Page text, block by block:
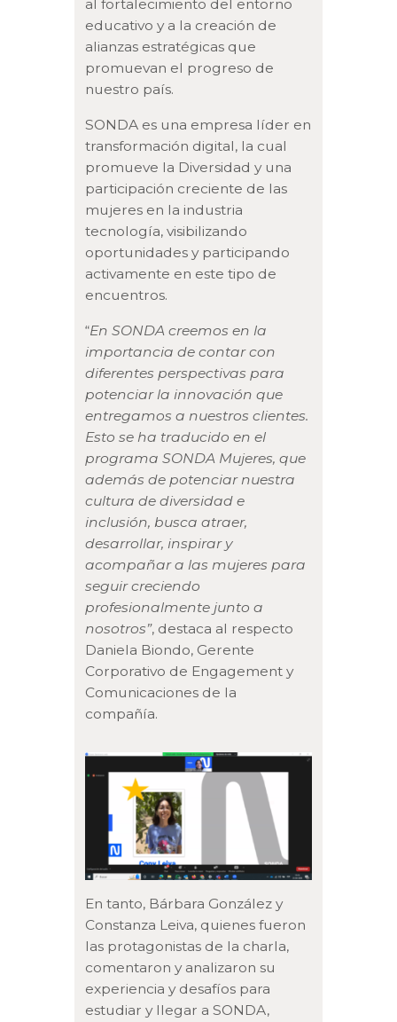
al fortalecimiento del entorno
educativo y a la creación de
alianzas estratégicas que
promuevan el progreso de
nuestro país.
SONDA es una empresa líder en
transformación digital, la cual
promueve la Diversidad y una
participación creciente de las
mujeres en la industria
tecnología, visibilizando
oportunidades y participando
activamente en este tipo de
encuentros.
“En SONDA creemos en la
importancia de contar con
diferentes perspectivas para
potenciar la innovación que
entregamos a nuestros clientes.
Esto se ha traducido en el
programa SONDA Mujeres, que
además de potenciar nuestra
cultura de diversidad e
inclusión, busca atraer,
desarrollar, inspirar y
acompañar a las mujeres para
seguir creciendo
profesionalmente junto a
nosotros”, destaca al respecto
Daniela Biondo, Gerente
Corporativo de Engagement y
Comunicaciones de la
compañía.
En tanto, Bárbara González y
Constanza Leiva, quienes fueron
las protagonistas de la charla,
comentaron y analizaron su
experiencia y desafíos para
estudiar y llegar a SONDA,